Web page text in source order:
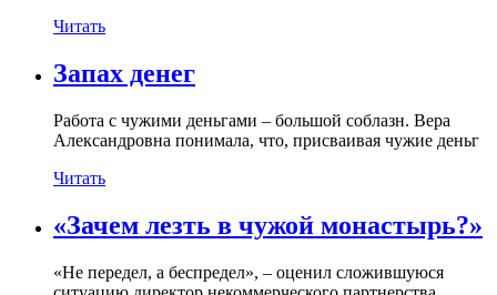
Читать
Запах денег
Работа с чужими деньгами – большой соблазн. Вера
Александровна понимала, что, присваивая чужие деньг
Читать
«Зачем лезть в чужой монастырь?»
«Не передел, а беспредел», – оценил сложившуюся